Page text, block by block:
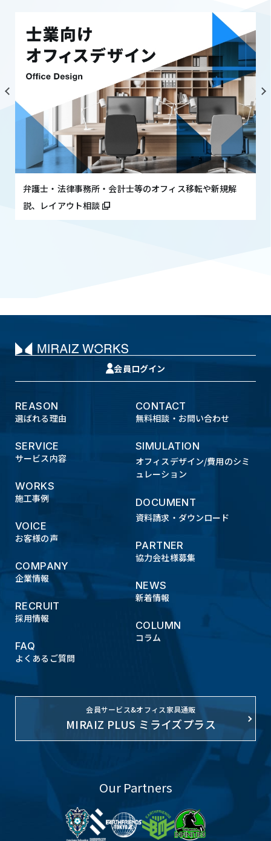
弁護士・法律事務所・会計士等のオフィス移転や新規解
説、レイアウト相談
会員ログイン
REASON
選ばれる理由
SERVICE
サービス内容
WORKS
施工事例
VOICE
お客様の声
COMPANY
企業情報
RECRUIT
採用情報
FAQ
よくあるご質問
CONTACT
無料相談・お問い合わせ
SIMULATION
オフィスデザイン/費用のシミ
ュレーション
DOCUMENT
資料請求・ダウンロード
PARTNER
協力会社様募集
NEWS
新着情報
COLUMN
コラム
会員サービス&オフィス家具通販
MIRAIZ PLUS ミライズプラス
Our Partners